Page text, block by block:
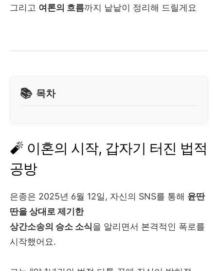
그리고 여론의 흐름까지 낱낱이 정리해 드릴게요
목차
🧨 이혼의 시작, 갑자기 터진 법적
공방
은종은 2025년 6월 12일, 자신의 SNS를 통해 윤딴
딴을 상대로 제기한
상간소송의 승소 소식을 알리면서 본격적인 폭로를
시작했어요.